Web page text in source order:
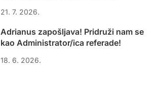
21. 7. 2026.
Adrianus zapošljava! Pridruži nam se
kao Administrator/ica referade!
18. 6. 2026.